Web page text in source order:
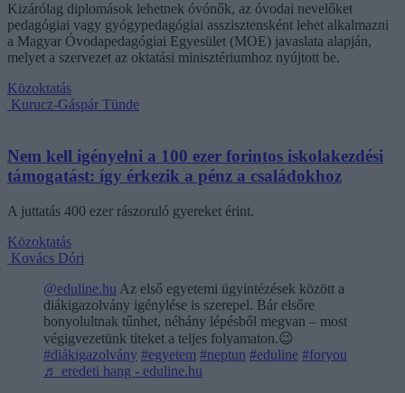
Kizárólag diplomások lehetnek óvónők, az óvodai nevelőket
pedagógiai vagy gyógypedagógiai asszisztensként lehet alkalmazni
a Magyar Óvodapedagógiai Egyesület (MOE) javaslata alapján,
melyet a szervezet az oktatási minisztériumhoz nyújtott be.
Közoktatás
Kurucz-Gáspár Tünde
Nem kell igényelni a 100 ezer forintos iskolakezdési
támogatást: így érkezik a pénz a családokhoz
A juttatás 400 ezer rászoruló gyereket érint.
Közoktatás
Kovács Dóri
@eduline.hu Az első egyetemi ügyintézések között a
diákigazolvány igénylése is szerepel. Bár elsőre
bonyolultnak tűnhet, néhány lépésből megvan – most
végigvezetünk titeket a teljes folyamaton.😉
#diákigazolvány #egyetem #neptun #eduline #foryou
♬ eredeti hang - eduline.hu